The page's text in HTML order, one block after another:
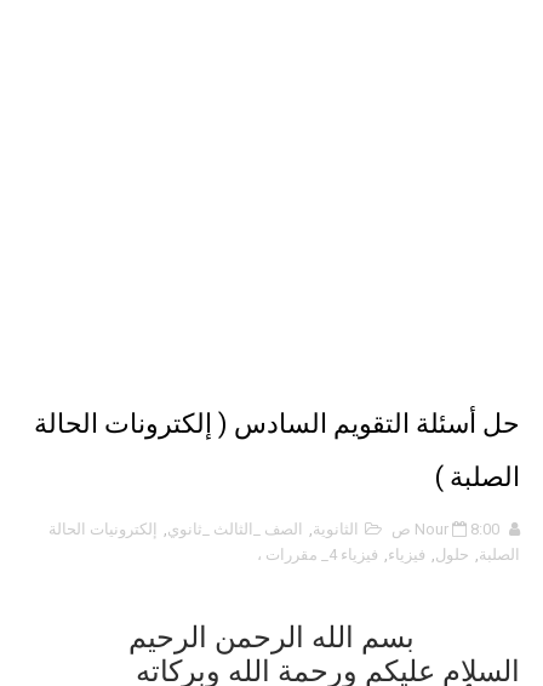
حل أسئلة التقويم السادس ( إلكترونات الحالة
الصلبة )
Nour 8:00 ص الثانوية, الصف _الثالث _ثانوي,
إلكترونيات الحالة
الصلبة, حلول, فيزياء, فيزياء 4_ مقررات ،
بسم الله الرحمن الرحيم
السلام عليكم ورحمة الله وبركاته